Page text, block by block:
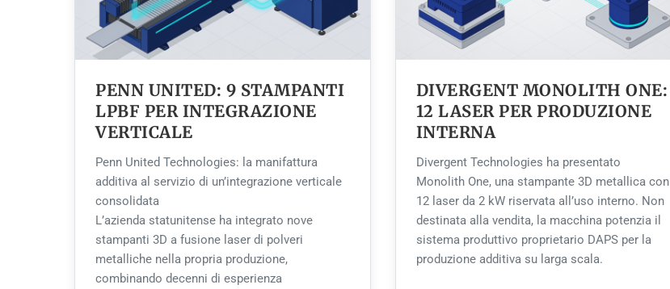
PENN UNITED: 9 STAMPANTI
LPBF PER INTEGRAZIONE
VERTICALE
Penn United Technologies: la manifattura
additiva al servizio di un’integrazione verticale
consolidata
L’azienda statunitense ha integrato nove
stampanti 3D a fusione laser di polveri
metalliche nella propria produzione,
combinando decenni di esperienza
DIVERGENT MONOLITH ONE:
12 LASER PER PRODUZIONE
INTERNA
Divergent Technologies ha presentato
Monolith One, una stampante 3D metallica con
12 laser da 2 kW riservata all’uso interno. Non
destinata alla vendita, la macchina potenzia il
sistema produttivo proprietario DAPS per la
produzione additiva su larga scala.